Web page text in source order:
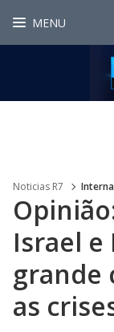
MENU
Noticias R7
Israel e
grande
as